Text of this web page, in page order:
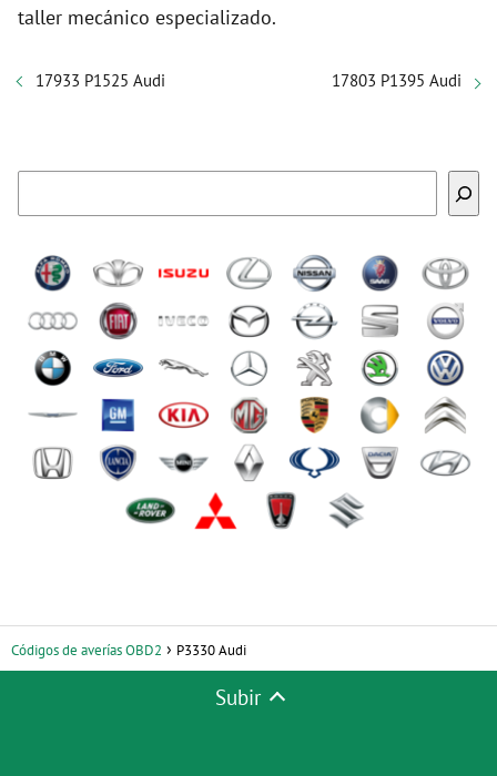
taller mecánico especializado.
17933 P1525 Audi 17803 P1395 Audi
Códigos de averías OBD2 P3330 Audi
Subir